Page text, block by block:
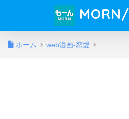
ホーム web漫画-恋愛